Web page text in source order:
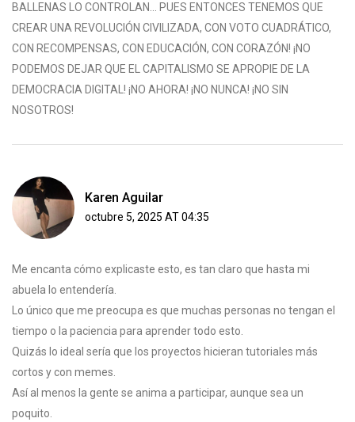
BALLENAS LO CONTROLAN... PUES ENTONCES TENEMOS QUE
CREAR UNA REVOLUCIÓN CIVILIZADA, CON VOTO CUADRÁTICO,
CON RECOMPENSAS, CON EDUCACIÓN, CON CORAZÓN! ¡NO
PODEMOS DEJAR QUE EL CAPITALISMO SE APROPIE DE LA
DEMOCRACIA DIGITAL! ¡NO AHORA! ¡NO NUNCA! ¡NO SIN
NOSOTROS!
Karen Aguilar
octubre 5, 2025 AT 04:35
Me encanta cómo explicaste esto, es tan claro que hasta mi
abuela lo entendería.
Lo único que me preocupa es que muchas personas no tengan el
tiempo o la paciencia para aprender todo esto.
Quizás lo ideal sería que los proyectos hicieran tutoriales más
cortos y con memes.
Así al menos la gente se anima a participar, aunque sea un
poquito.